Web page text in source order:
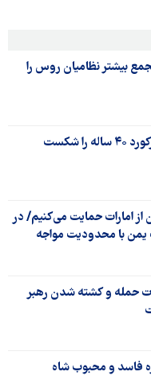
بیشتر نظامیان روس را
شکست
از امارات حمایت می‌کنیم/ در
یمن با محدودیت مواجه
حمله و کشته شدن رهبر
فاسد و محبوب شاه